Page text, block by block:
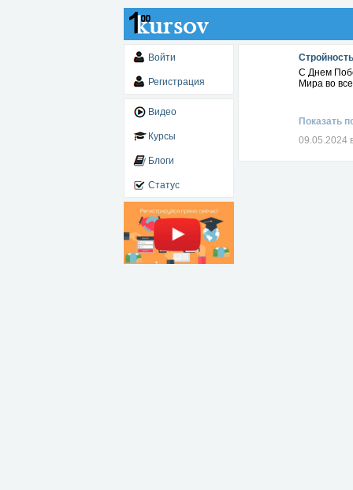
Войти
Регистрация
Видео
Курсы
Блоги
Статус
С Днем
Мира во
Показать
09.05.2024